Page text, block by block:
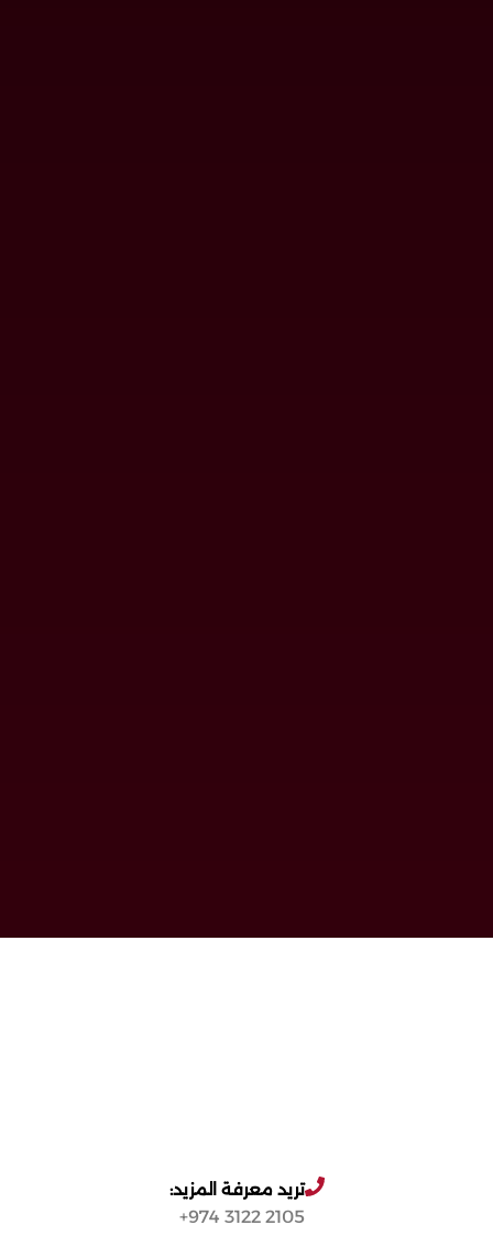
تريد معرفة المزيد:
2105 3122 974+